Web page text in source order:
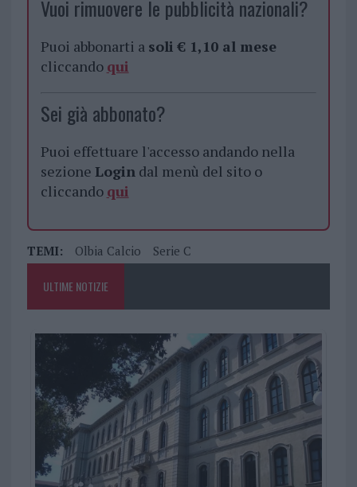
Vuoi rimuovere le pubblicità nazionali?
Puoi abbonarti a soli € 1,10 al mese
cliccando qui
Sei già abbonato?
Puoi effettuare l'accesso andando nella
sezione Logindal menù del sito o
cliccando qui
TEMI: Olbia Calcio Serie C
ULTIME NOTIZIE